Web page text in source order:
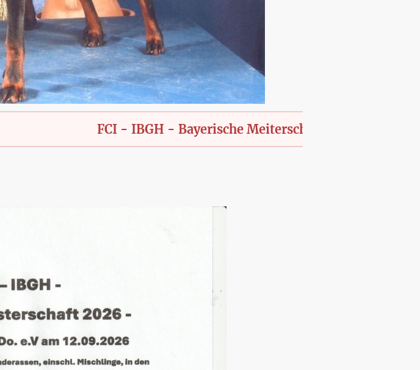
FCI - IBGH - Bayerische Meiterschaft des KfT., offen für